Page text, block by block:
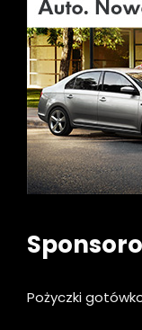
Pożyczki